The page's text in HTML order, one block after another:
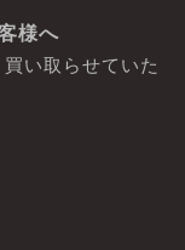
様へ
い取らせていた